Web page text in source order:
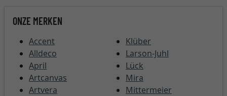
ONZE MERKEN
Accent
Alldeco
April
Artcanvas
Artvera
Klüber
Larson-Juhl
Lück
Mira
Mittermeier